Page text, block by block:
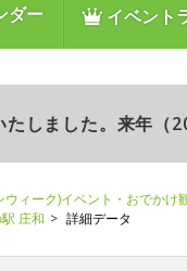
ダー イベント
しました。来年（
ィーク)イベント・おでかけ
庄和 詳細データ